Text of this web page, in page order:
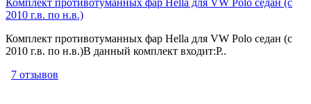
Комплект противотуманных фар Hella для VW Polo седан (с
2010 г.в. по н.в.)
Комплект противотуманных фар Hella для VW Polo седан (с
2010 г.в. по н.в.)В данный комплект входит:Р..
7 отзывов